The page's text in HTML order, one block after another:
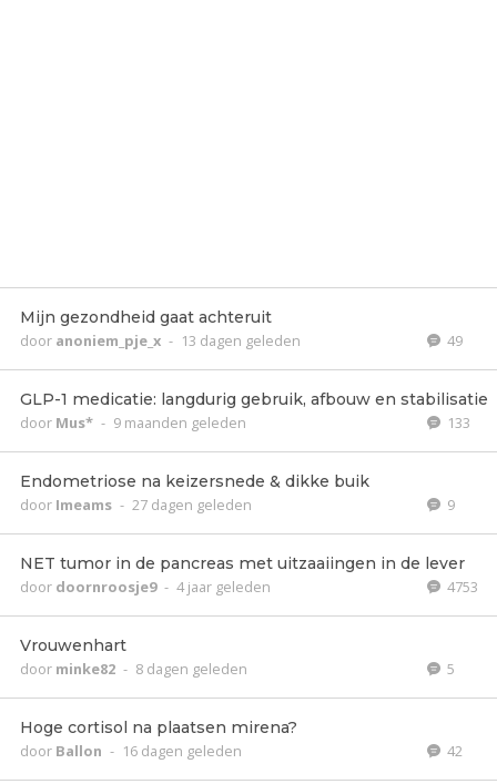
Mijn gezondheid gaat achteruit
door anoniem_pje_x - 13 dagen geleden 49
GLP-1 medicatie: langdurig gebruik, afbouw en stabilisatie
door Mus* - 9 maanden geleden 133
Endometriose na keizersnede & dikke buik
door Imeams - 27 dagen geleden 9
NET tumor in de pancreas met uitzaaiingen in de lever
door doornroosje9 - 4 jaar geleden 4753
Vrouwenhart
door minke82 - 8 dagen geleden 5
Hoge cortisol na plaatsen mirena?
door Ballon - 16 dagen geleden 42